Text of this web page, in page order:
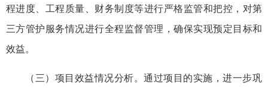
程进度、工程质量、财务制度等进行严格监管和把控，对第
三方管护服务情况进行全程监督管理，确保实现预定目标和
效益。
（三）项目效益情况分析。通过项目的实施，进一步巩